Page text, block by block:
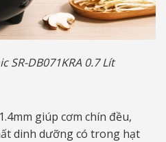
SR-DB071KRA 0.7 Lít
giúp cơm chín đều,
dinh dưỡng có trong hạt